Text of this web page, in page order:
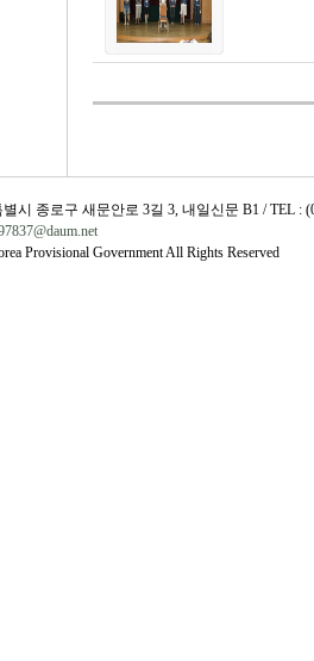
시 종로구 새문안로 3길 3, 내일신문 B1 / TEL :
Provisional Government All Rights Reserved